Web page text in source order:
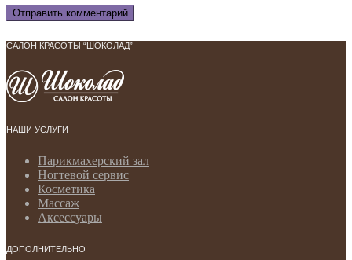
САЛОН КРАСОТЫ “ШОКОЛАД”
НАШИ УСЛУГИ
Парикмахерский зал
Ногтевой сервис
Косметика
Массаж
Аксессуары
ДОПОЛНИТЕЛЬНО